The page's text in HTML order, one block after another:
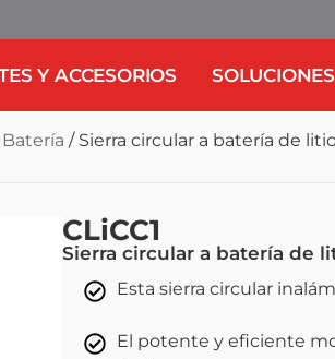
Y ACCESORIOS SOLUCIONES
Batería / Sierra circular a batería de litio
CLiCC1
Sierra circular a batería de
Esta sierra circular
El potente y eficiente